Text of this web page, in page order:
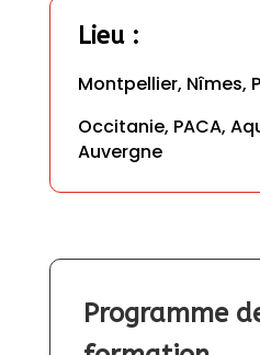
Lieu :
Montpellier, Nîmes,
Occitanie, PACA,
Auvergne
Programme